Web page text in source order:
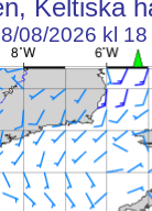
Keltiska
08/2026 kl